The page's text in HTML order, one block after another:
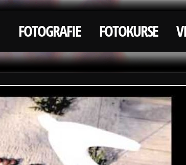
FOTOGRAFIE FOTOKURSE